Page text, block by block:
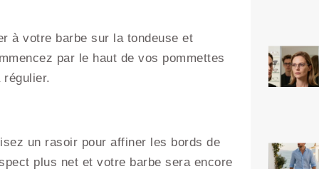
à votre barbe sur la tondeuse et
par le haut de vos pommettes
un rasoir pour affiner les bords de
plus net et votre barbe sera encore